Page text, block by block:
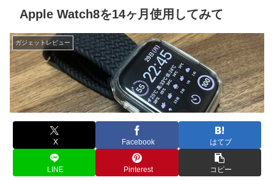
Apple Watch8を14ヶ月使用してみて
ガジェットレビュー
X Facebook はてブ
LINE Pinterest コピー